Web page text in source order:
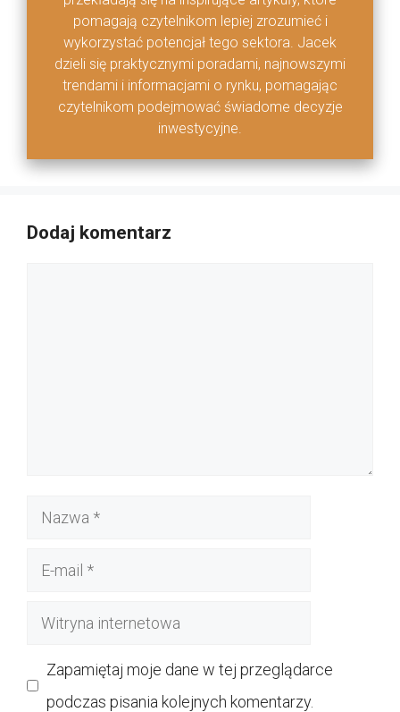
pomagają czytelnikom lepiej zrozumieć i
wykorzystać potencjał tego sektora. Jacek
dzieli się praktycznymi poradami, najnowszymi
trendami i informacjami o rynku, pomagając
czytelnikom podejmować świadome decyzje
inwestycyjne.
Dodaj komentarz
Nazwa
Witryna
Zapamiętaj moje dane w tej przeglądarce
podczas pisania kolejnych komentarzy.